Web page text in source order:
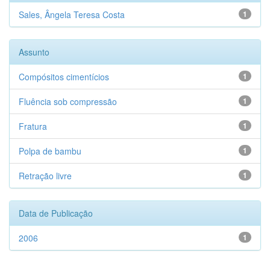
1
Sales, Ângela Teresa Costa
Assunto
1
Compósitos cimentícios
1
Fluência sob compressão
1
Fratura
1
Polpa de bambu
1
Retração livre
Data de Publicação
1
2006